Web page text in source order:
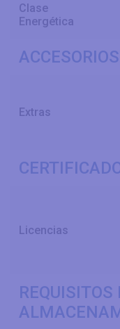
Clase
Energética
ACCESORIOS
Extras
Licencias
REQUISITOS